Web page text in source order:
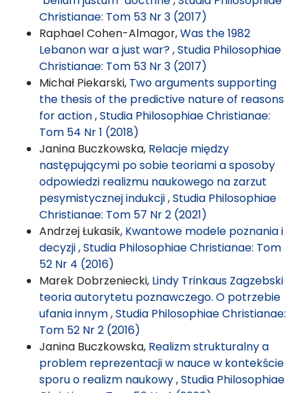
Christianae: Tom 53 Nr 3 (2017)
Raphael Cohen-Almagor,Was the 1982
Lebanon war a just war?,Studia Philosophiae
Christianae: Tom 53 Nr 3 (2017)
Michał Piekarski, Two arguments supporting
the thesis of the predictive nature of reasons
for action,Studia Philosophiae Christianae:
Tom 54 Nr 1 (2018)
Janina Buczkowska, Relacje między
następującymi po sobie teoriami a sposoby
odpowiedzi realizmu naukowego na zarzut
pesymistycznej indukcji,Studia Philosophiae
Christianae: Tom 57 Nr 2 (2021)
Andrzej Łukasik, Kwantowe modele poznania i
decyzji,Studia Philosophiae Christianae: Tom
52 Nr 4 (2016)
Marek Dobrzeniecki, Lindy Trinkaus Zagzebski
teoria autorytetu poznawczego. O potrzebie
ufania innym,Studia Philosophiae Christianae:
Tom 52 Nr 2 (2016)
Janina Buczkowska, Realizm strukturalny a
problem reprezentacji w nauce w kontekście
sporu o realizm naukowy,Studia Philosophiae